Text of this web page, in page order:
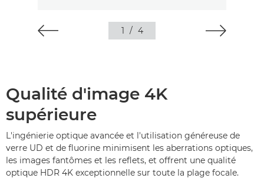
1 / 4
Qualité d'image 4K
supérieure
L'ingénierie optique avancée et l'utilisation généreuse de
verre UD et de fluorine minimisent les aberrations optiques,
les images fantômes et les reflets, et offrent une qualité
optique HDR 4K exceptionnelle sur toute la plage focale.